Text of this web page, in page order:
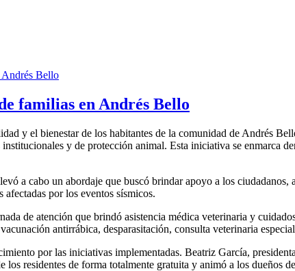
familias en Andrés Bello
y el bienestar de los habitantes de la comunidad de Andrés
y de protección animal. Esta iniciativa se enmarca
a cabo un abordaje que buscó brindar apoyo a los
por los eventos sísmicos.
de atención que brindó asistencia médica veterinaria y
antirrábica, desparasitación, consulta veterinaria
por las iniciativas implementadas. Beatriz García,
los residentes de forma totalmente gratuita y animó a los dueños